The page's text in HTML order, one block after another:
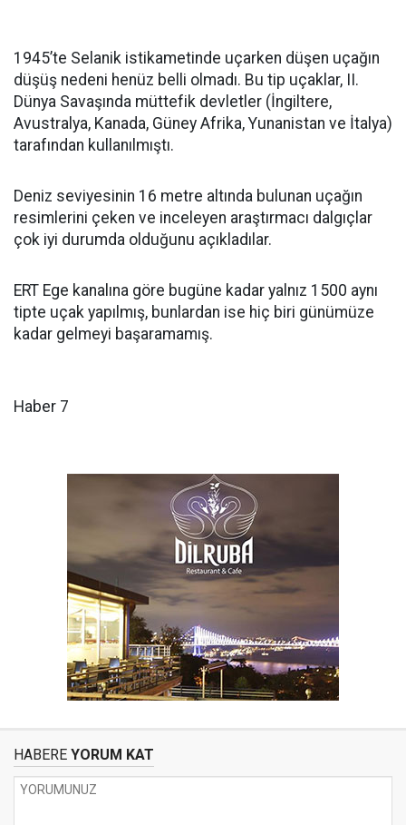
1945’te Selanik istikametinde uçarken düşen uçağın
düşüş nedeni henüz belli olmadı. Bu tip uçaklar, II.
Dünya Savaşında müttefik devletler (İngiltere,
Avustralya, Kanada, Güney Afrika, Yunanistan ve İtalya)
tarafından kullanılmıştı.
Deniz seviyesinin 16 metre altında bulunan uçağın
resimlerini çeken ve inceleyen araştırmacı dalgıçlar
çok iyi durumda olduğunu açıkladılar.
ERT Ege kanalına göre bugüne kadar yalnız 1500 aynı
tipte uçak yapılmış, bunlardan ise hiç biri günümüze
kadar gelmeyi başaramamış.
Haber 7
HABERE YORUM KAT